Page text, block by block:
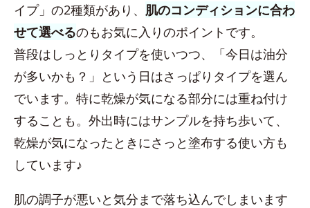
イプ」の2種類があり、 肌のコンディションに合わ
せて選べるのもお気に入りのポイントです。
普段はしっとりタイプを使いつつ、「今日は油分
が多いかも？」という日はさっぱりタイプを選ん
でいます。特に乾燥が気になる部分には重ね付け
することも。外出時にはサンプルを持ち歩いて、
乾燥が気になったときにさっと塗布する使い方も
しています♪
肌の調子が悪いと気分まで落ち込んでしまいます